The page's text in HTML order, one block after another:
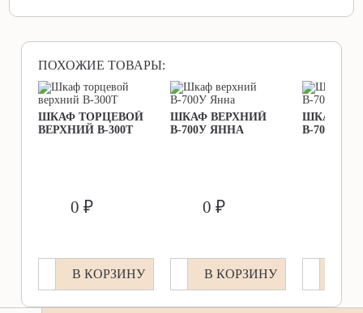
ПОХОЖИЕ ТОВАРЫ:
ШКАФ ТОРЦЕВОЙ
ВЕРХНИЙ В-300Т
В КОРЗИНУ
ШКАФ ВЕРХНИЙ
В-700У ЯННА
В КОРЗИНУ
ШКАФ
В-700У ЕВА